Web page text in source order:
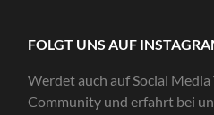
FOLGT UNS AUF
Werdet auch auf Social
Community und erfahrt bei